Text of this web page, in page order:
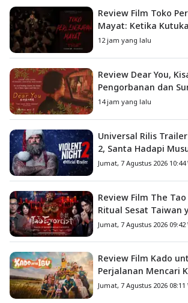
Review Film Toko
Mayat: Ketika
Menjadi Sumber
12 jam yang lalu
Review Dear You,
Pengorbanan dan
Menyentuh Hati
14 jam yang lalu
Universal Rilis
2, Santa Hadapi
Jumat, 7 Agustus 2026 10:44
Review Film The
Ritual Sesat Taiwan
Misteri dan Teror
Jumat, 7 Agustus 2026 09:42
Review Film Kado
Perjalanan Mencari
Mengajarkan Arti
Jumat, 7 Agustus 2026 08:11